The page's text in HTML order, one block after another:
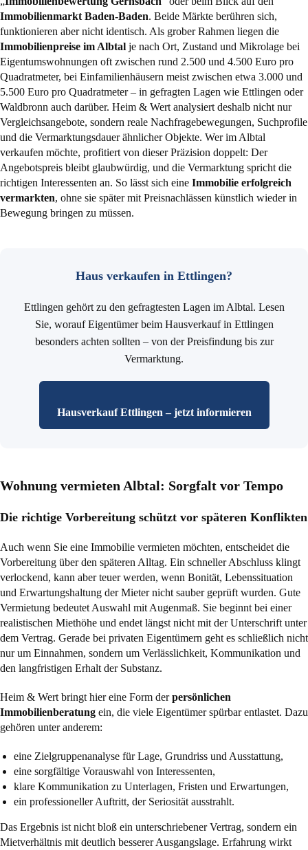
Immobilienmarkt Baden-Baden. Beide Märkte berühren sich,
funktionieren aber nicht identisch. Als grober Rahmen liegen die
Immobilienpreise im Albtal je nach Ort, Zustand und Mikrolage bei
Eigentumswohnungen oft zwischen rund 2.500 und 4.500 Euro pro
Quadratmeter, bei Einfamilienhäusern meist zwischen etwa 3.000 und
5.500 Euro pro Quadratmeter – in gefragten Lagen wie Ettlingen oder
Waldbronn auch darüber. Heim & Wert analysiert deshalb nicht nur
Vergleichsangebote, sondern reale Nachfragebewegungen, Suchprofile
und die Vermarktungsdauer ähnlicher Objekte. Wer im Albtal
verkaufen möchte, profitiert von dieser Präzision doppelt: Der
Angebotspreis bleibt glaubwürdig, und die Vermarktung spricht die
richtigen Interessenten an. So lässt sich eine Immobilie erfolgreich
vermarkten, ohne sie später mit Preisnachlässen künstlich wieder in
Bewegung bringen zu müssen.
Haus verkaufen in Ettlingen?
Ettlingen gehört zu den gefragtesten Lagen im Albtal. Lesen
Sie, worauf Eigentümer beim Hausverkauf in Ettlingen
besonders achten sollten – von der Preisfindung bis zur
Vermarktung.
Hausverkauf Ettlingen – jetzt informieren
Wohnung vermieten Albtal: Sorgfalt vor Tempo
Die richtige Vorbereitung schützt vor späteren Konflikten
Auch wenn Sie eine Immobilie vermieten möchten, entscheidet die
Vorbereitung über den späteren Alltag. Ein schneller Abschluss klingt
verlockend, kann aber teuer werden, wenn Bonität, Lebenssituation
und Erwartungshaltung der Mieter nicht sauber geprüft wurden. Gute
Vermietung bedeutet Auswahl mit Augenmaß. Sie beginnt bei einer
realistischen Miethöhe und endet längst nicht mit der Unterschrift unter
dem Vertrag. Gerade bei privaten Eigentümern geht es schließlich nicht
nur um Einnahmen, sondern um Verlässlichkeit, Kommunikation und
den langfristigen Erhalt der Substanz.
Heim & Wert bringt hier eine Form derpersönlichen
Immobilienberatung ein, die viele Eigentümer spürbar entlastet. Dazu
gehören unter anderem:
eine Zielgruppenanalyse für Lage, Grundriss und Ausstattung,
eine sorgfältige Vorauswahl von Interessenten,
klare Kommunikation zu Unterlagen, Fristen und Erwartungen,
ein professioneller Auftritt, der Seriosität ausstrahlt.
Das Ergebnis ist nicht bloß ein unterschriebener Vertrag, sondern ein
Mietverhältnis mit deutlich besserer Ausgangslage. Erfahrung wirkt